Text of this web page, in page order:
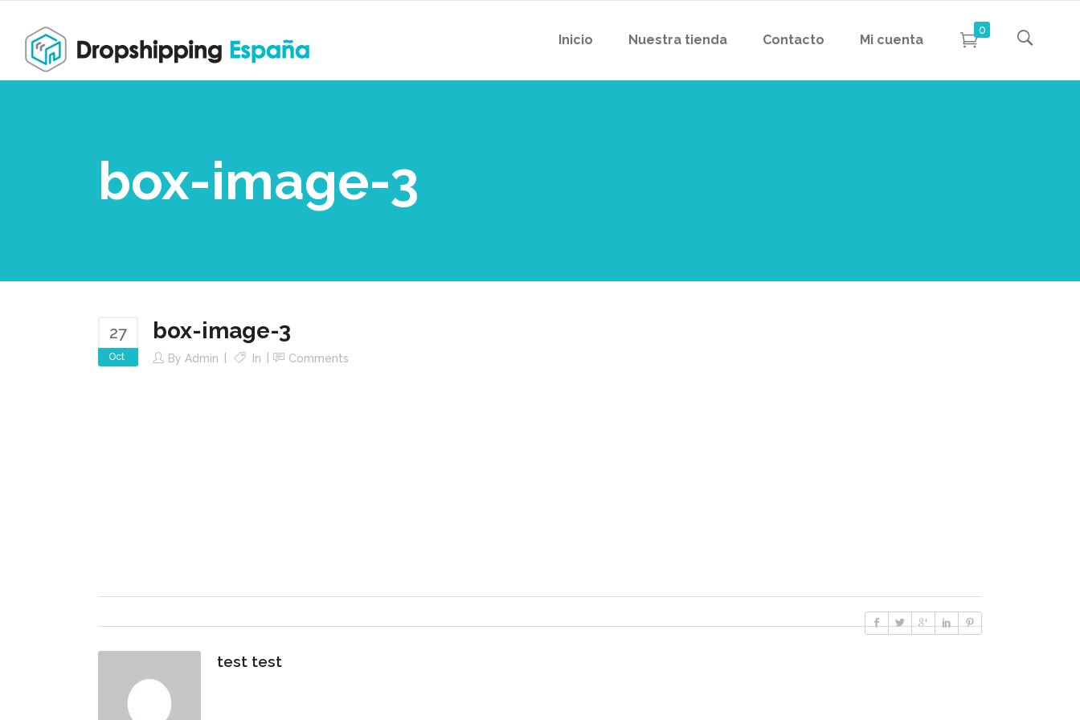
Inicio Nuestra tienda Contacto Mi cuenta
0
box-image-3
27
Oct
box-image-3
By Admin In Comments
test test